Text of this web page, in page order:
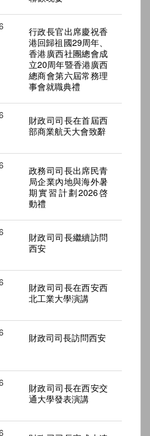
行政長官出席慶祝香
港回歸祖國29周年、
香港廣西社團總會成
立20周年暨香港廣西
總商會第六屆常務理
事會就職典禮
財政司司長在首屆西
部商業航天大會致辭
政務司司長出席民青
局企業內地與海外暑
期實習計劃2026啓
動禮
財政司司長繼續訪問
西安
財政司司長在西安西
北工業大學演講
財政司司長訪問西安
財政司司長在西安交
通大學發表演講